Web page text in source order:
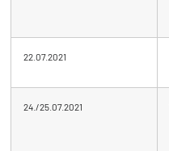
22.07.2021
24./25.07.2021